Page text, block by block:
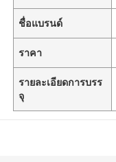
ชื่อแบรนด์
ราคา
รายละเอียดการบรร
จุ